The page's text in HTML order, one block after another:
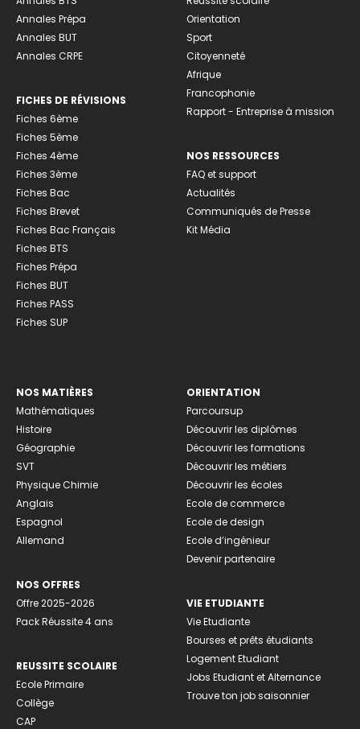
Annales Prépa
Annales BUT
Annales CRPE
FICHES DE RÉVISIONS
Fiches 6ème
Fiches 5ème
Fiches 4ème
Fiches 3ème
Fiches Bac
Fiches Brevet
Fiches Bac Français
Fiches BTS
Fiches Prépa
Fiches BUT
Fiches PASS
Fiches SUP
Orientation
Sport
Citoyenneté
Afrique
Francophonie
Rapport - Entreprise à mission
NOS RESSOURCES
FAQ et support
Actualités
Communiqués de Presse
Kit Média
NOS MATIÈRES
Mathématiques
Histoire
Géographie
SVT
Physique Chimie
Anglais
Espagnol
Allemand
NOS OFFRES
Offre 2025-2026
Pack Réussite 4 ans
REUSSITE SCOLAIRE
Ecole Primaire
Collège
CAP
ORIENTATION
Parcoursup
Découvrir les diplômes
Découvrir les formations
Découvrir les métiers
Découvrir les écoles
Ecole de commerce
Ecole de design
Ecole d’ingénieur
Devenir partenaire
VIE ETUDIANTE
Vie Etudiante
Bourses et prêts étudiants
Logement Etudiant
Jobs Etudiant et Alternance
Trouve ton job saisonnier